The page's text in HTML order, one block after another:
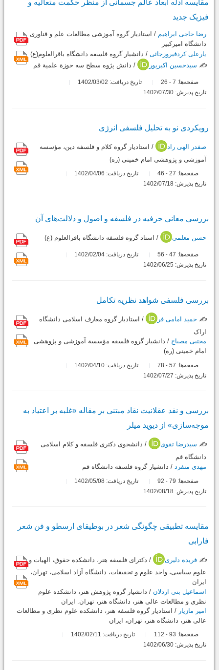
مقایسه ادله ابعاد عالم جسمانی از منظر حکمت متعالیه و
فیزیک جدید
رضا حاجی ابراهیم / استادیار گروه آموزشی مطالعات علم و فناوری
دانشگاه امیرکبیر
یارعلی کردفیروزجائی / دانشیار گروه فلسفه دانشگاه باقرالعلوم(ع)
✍️ سیدحسین اکبرپور / دانش پژوه سطح سه حوزة علمیة قم
صفحه‌ها: 7
-
تاریخ دریافت: 1402/03/02
تاریخ پذیرش: 1402/07/30
رویکردی نو به تحلیل فلسفی انرژی
صفدر الهی راد
/ استادیار گروه کلام و فلسفه دین، مؤسسه
آموزشی و پژوهشی امام خمینی (ره)
صفحه‌ها: 27
-
تاریخ دریافت: 1402/04/06
تاریخ پذیرش: 1402/07/18
بررسی معانی حرفیه در فلسفه و اصول و دلالت‌های آن
حسن معلمی / استاد گروه فلسفه دانشگاه باقرالعلوم (ع)
صفحه‌ها: 47
-
تاریخ دریافت: 1402/02/04
تاریخ پذیرش: 1402/06/25
بررسی فلسفی شواهد نظریه تکامل
✍️ حمید امامی فر
/ استادیار گروه معارف اسلامی دانشگاه
اراک
مجتبی مصباح / دانشیار گروه فلسفه مؤسسة آموزشی و پژوهشی
امام خمینی (ره)
صفحه‌ها: 57
-
تاریخ دریافت: 1402/04/10
تاریخ پذیرش: 1402/07/27
بررسی و نقد عقلانیت نقاد مبتنی بر مقاله «غلبه بر اعتیاد به
موجه‌سازی» از دیوید میلر
✍️ سیدرضا تقوی
/ دانشجوی دکتری فلسفه و کلام اسلامی
دانشگاه قم
مهدی منفرد / دانشیار گروه فلسفه دانشگاه قم
صفحه‌ها: 79
-
تاریخ دریافت: 1402/05/08
تاریخ پذیرش: 1402/08/18
مقایسه تطبیقی چگونگی شعر در بوطیقای ارسطو و فن شعر
فارابی
✍️ فریده دلیری
/ دکترای فلسفه هنر، دانشکده حقوق، الهیات و
علوم سیاسی، واحد علوم و تحقیقات، دانشگاه آزاد اسلامی، تهران،
ایران
اسماعیل بنی اردلان / دانشیار گروه پژوهش هنر، دانشکده علوم
نظری و مطالعات عالی هنر، دانشگاه هنر، تهران. ایران
امیر مازیار / استادیار گروه فلسفه هنر، دانشکده علوم نظری و مطالعات
عالی هنر، دانشگاه هنر، تهران، ایران
صفحه‌ها: 93
-
تاریخ دریافت: 1402/02/11
تاریخ پذیرش: 1402/06/30